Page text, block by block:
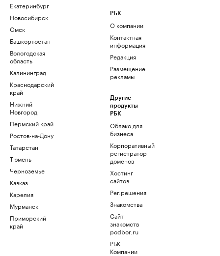
Екатеринбург
Новосибирск
Омск
Башкортостан
Вологодская
область
Калининград
Краснодарский
край
Нижний
Новгород
Пермский край
Ростов-на-Дону
Татарстан
Тюмень
Черноземье
Кавказ
Карелия
Мурманск
Приморский
край
РБК
О компании
Контактная
информация
Редакция
Размещение
рекламы
Другие
продукты
РБК
Облако для
бизнеса
Корпоративный
регистратор
доменов
Хостинг
сайтов
Рег.решения
Знакомства
Сайт
знакомств
podbor.ru
РБК
Компании